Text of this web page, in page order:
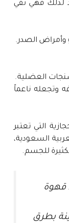
لذلك فهي تقي
وأمراض الصدر.
العضلية.
وتجعله ناعماً
التي تعتبر
السعودية،
للجسم.
قهوة
بطرق